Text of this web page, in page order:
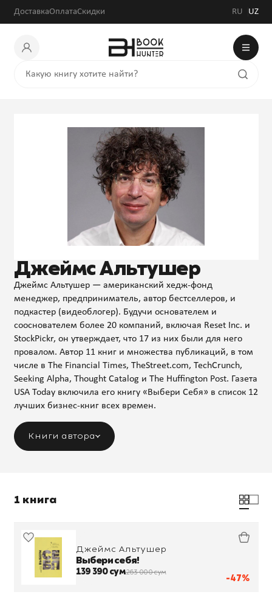
ДоставкаОплатаСкидки RU UZ
Джеймс Альтушер
Джеймс Альтушер — американский хедж-фонд
менеджер, предприниматель, автор бестселлеров, и
подкастер (видеоблогер). Будучи основателем и
сооснователем более 20 компаний, включая Reset Inc. и
StockPickr, он утверждает, что 17 из них были для него
провалом. Автор 11 книг и множества публикаций, в том
числе в The Financial Times, TheStreet.com, TechCrunch,
Seeking Alpha, Thought Catalog и The Huffington Post. Газета
USA Today включила его книгу «Выбери Себя» в список 12
лучших бизнес-книг всех времен.
Книги автора
1 книга
-47%
Джеймс Альтушер
Выбери себя!
139 390 сум263 000 сум